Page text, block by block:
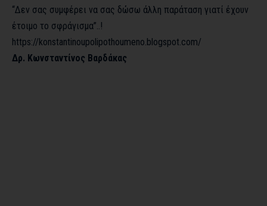
“Δεν σας συμφέρει να σας δώσω άλλη παράταση γιατί έχουν
έτοιμο το σφράγισμα”..!
https://konstantinoupolipothoumeno.blogspot.com/
Δρ. Κωνσταντίνος Βαρδάκας